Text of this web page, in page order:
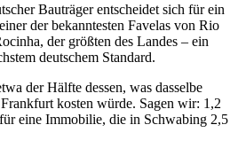
Bauträger entscheidet sich für ein
der bekanntesten Favelas von Rio
der größten des Landes – ein
deutschem Standard.
der Hälfte dessen, was dasselbe
kosten würde. Sagen wir: 1,2
eine Immobilie, die in Schwabing 2,5